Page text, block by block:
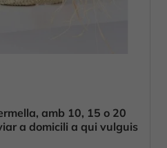
amb 10, 15 o 20
a domicili a qui vulguis